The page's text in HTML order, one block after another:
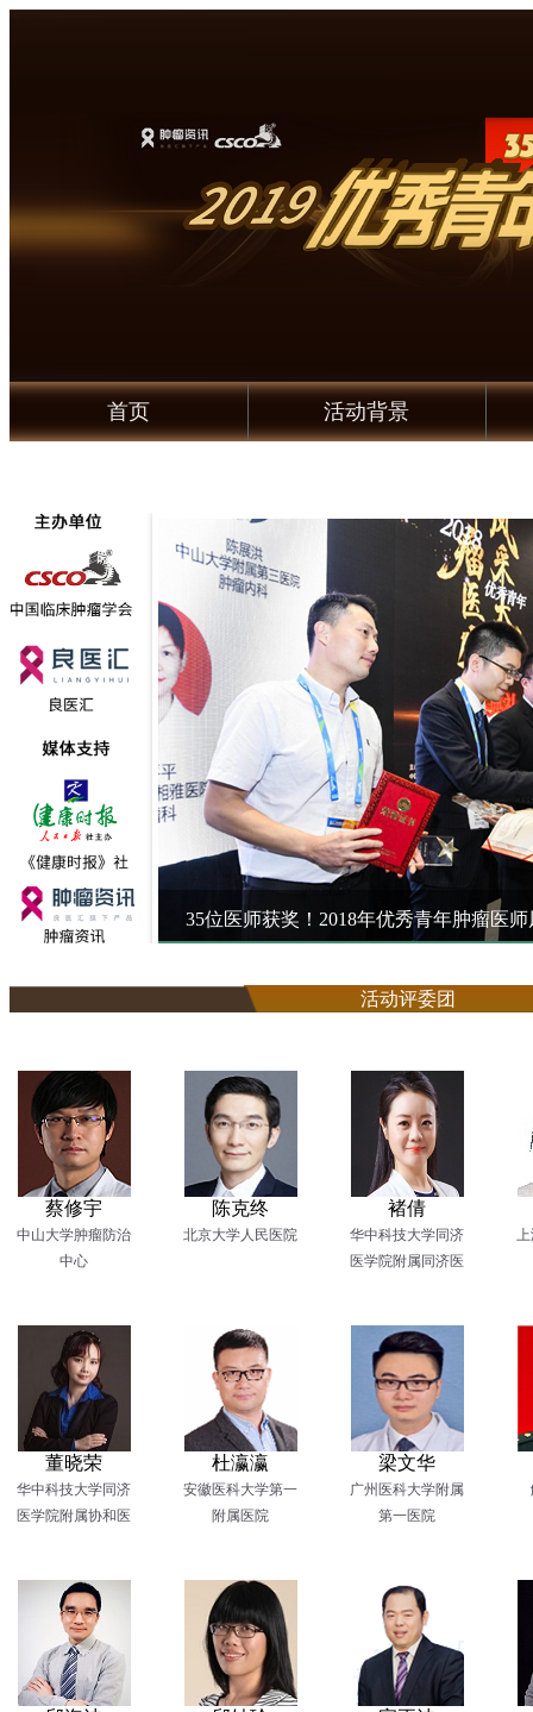
首页 活动背景
名单 35位医师获奖！2018年优秀青年肿瘤医
活动评委团
蔡修宇
中山大学肿瘤防治
中心
陈克终
北京大学人民医院
褚倩
华中科技大学同济
医学院附属同济医
董晓荣
华中科技大学同济
医学院附属协和医
杜瀛瀛
安徽医科大学第一
附属医院
梁文华
广州医科大学附属
第一医院